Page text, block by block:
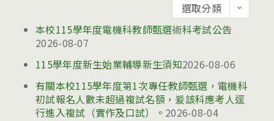
告
選取分類
本校115學年度電機科教師甄選術科考試公告
2026-08-07
115學年度新生始業輔導新生須知2026-08-06
有關本校115學年度第1次專任教師甄選，電機科
初試報名人數未超過複試名額，爰該科應考人逕
行進入複試（實作及口試）。 2026-08-04